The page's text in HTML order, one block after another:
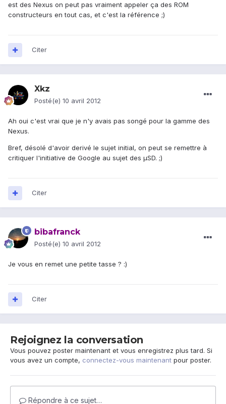
est des Nexus on peut pas vraiment appeler ça des ROM
constructeurs en tout cas, et c'est la référence ;)
Citer
Xkz
Posté(e) 10 avril 2012
Ah oui c'est vrai que je n'y avais pas songé pour la gamme des
Nexus.
Bref, désolé d'avoir derivé le sujet initial, on peut se remettre à
critiquer l'initiative de Google au sujet des µSD. ;)
Citer
bibafranck
Posté(e) 10 avril 2012
Je vous en remet une petite tasse ? :)
Citer
Rejoignez la conversation
Vous pouvez poster maintenant et vous enregistrez plus tard. Si
vous avez un compte, connectez-vous maintenant pour poster.
Répondre à ce sujet…